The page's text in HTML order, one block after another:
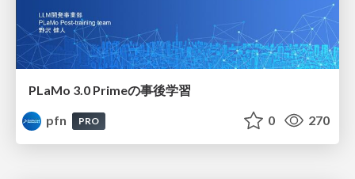
PLaMo 3.0 Primeの事後学習
pfn
PRO 0 270